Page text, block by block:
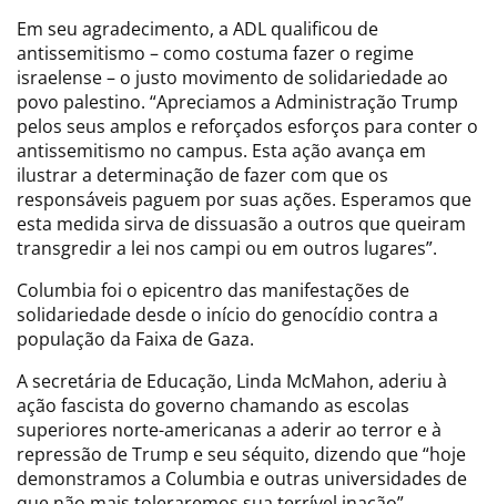
Em seu agradecimento, a ADL qualificou de
antissemitismo – como costuma fazer o regime
israelense – o justo movimento de solidariedade ao
povo palestino. “Apreciamos a Administração Trump
pelos seus amplos e reforçados esforços para conter o
antissemitismo no campus. Esta ação avança em
ilustrar a determinação de fazer com que os
responsáveis paguem por suas ações. Esperamos que
esta medida sirva de dissuasão a outros que queiram
transgredir a lei nos campi ou em outros lugares”.
Columbia foi o epicentro das manifestações de
solidariedade desde o início do genocídio contra a
população da Faixa de Gaza.
A secretária de Educação, Linda McMahon, aderiu à
ação fascista do governo chamando as escolas
superiores norte-americanas a aderir ao terror e à
repressão de Trump e seu séquito, dizendo que “hoje
demonstramos a Columbia e outras universidades de